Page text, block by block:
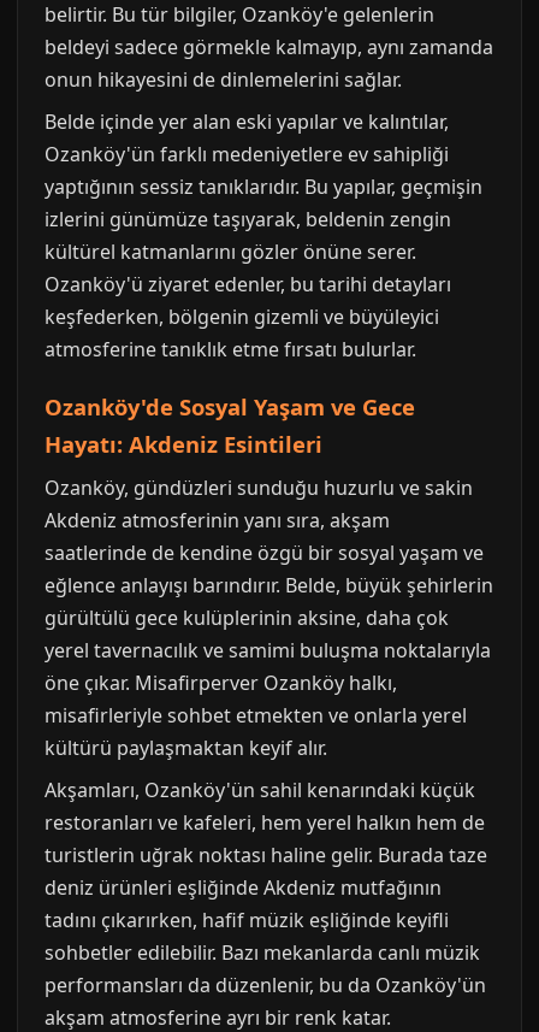
belirtir. Bu tür bilgiler, Ozanköy'e gelenlerin
beldeyi sadece görmekle kalmayıp, aynı zamanda
onun hikayesini de dinlemelerini sağlar.
Belde içinde yer alan eski yapılar ve kalıntılar,
Ozanköy'ün farklı medeniyetlere ev sahipliği
yaptığının sessiz tanıklarıdır. Bu yapılar, geçmişin
izlerini günümüze taşıyarak, beldenin zengin
kültürel katmanlarını gözler önüne serer.
Ozanköy'ü ziyaret edenler, bu tarihi detayları
keşfederken, bölgenin gizemli ve büyüleyici
atmosferine tanıklık etme fırsatı bulurlar.
Ozanköy'de Sosyal Yaşam ve Gece
Hayatı: Akdeniz Esintileri
Ozanköy, gündüzleri sunduğu huzurlu ve sakin
Akdeniz atmosferinin yanı sıra, akşam
saatlerinde de kendine özgü bir sosyal yaşam ve
eğlence anlayışı barındırır. Belde, büyük şehirlerin
gürültülü gece kulüplerinin aksine, daha çok
yerel tavernacılık ve samimi buluşma noktalarıyla
öne çıkar. Misafirperver Ozanköy halkı,
misafirleriyle sohbet etmekten ve onlarla yerel
kültürü paylaşmaktan keyif alır.
Akşamları, Ozanköy'ün sahil kenarındaki küçük
restoranları ve kafeleri, hem yerel halkın hem de
turistlerin uğrak noktası haline gelir. Burada taze
deniz ürünleri eşliğinde Akdeniz mutfağının
tadını çıkarırken, hafif müzik eşliğinde keyifli
sohbetler edilebilir. Bazı mekanlarda canlı müzik
performansları da düzenlenir, bu da Ozanköy'ün
akşam atmosferine ayrı bir renk katar.